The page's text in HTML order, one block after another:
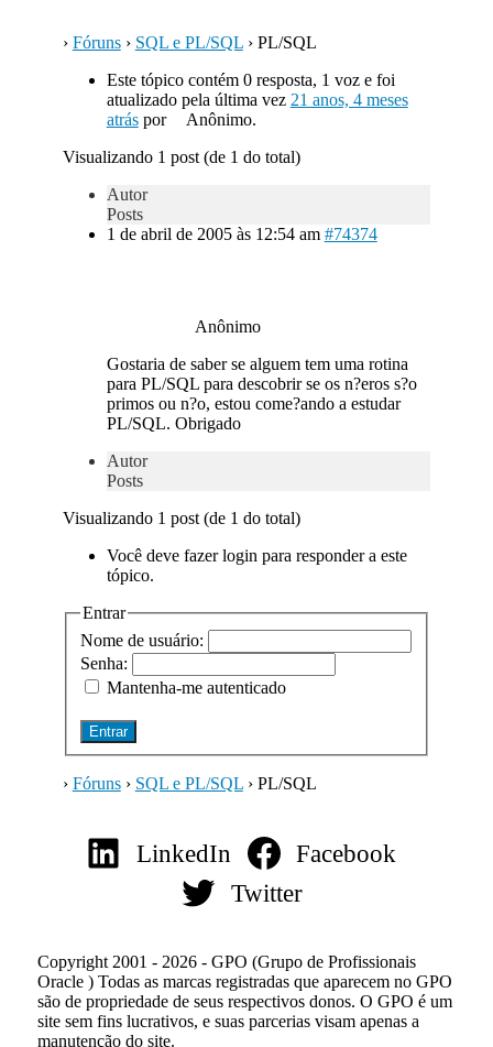
› Fóruns › SQL e PL/SQL › PL/SQL
Este tópico contém 0 resposta, 1 voz e foi
atualizado pela última vez 21 anos, 4 meses
atráspor
Anônimo.
Visualizando 1 post (de 1 do total)
Autor
Posts
1 de abril de 2005 às 12:54 am #74374
Anônimo
Gostaria de saber se alguem tem uma rotina
para PL/SQL para descobrir se os n?eros s?o
primos ou n?o, estou come?ando a estudar
PL/SQL. Obrigado
Autor
Posts
Visualizando 1 post (de 1 do total)
Você deve fazer login para responder a este
tópico.
Entrar
Nome de usuário:
Senha:
Mantenha-me autenticado
Entrar
› Fóruns › SQL e PL/SQL › PL/SQL
LinkedIn
Facebook
Twitter
Copyright 2001 - 2026 - GPO (Grupo de Profissionais
Oracle ) Todas as marcas registradas que aparecem no GPO
são de propriedade de seus respectivos donos. O GPO é um
site sem fins lucrativos, e suas parcerias visam apenas a
manutenção do site.